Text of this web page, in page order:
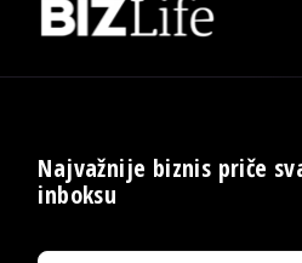
Najvažnije biznis priče
inboksu